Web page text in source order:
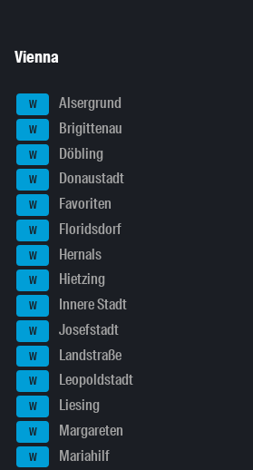
Vienna
W Alsergrund
W Brigittenau
W Döbling
W Donaustadt
W Favoriten
W Floridsdorf
W Hernals
W Hietzing
W Innere Stadt
W Josefstadt
W Landstraße
W Leopoldstadt
W Liesing
W Margareten
W Mariahilf